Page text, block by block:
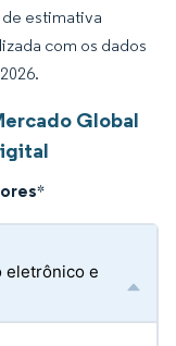
estimativa
com os dados
Global
*
eletrônico e